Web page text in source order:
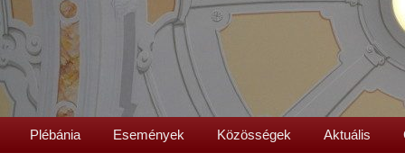
Plébánia Események Közösségek Aktuális